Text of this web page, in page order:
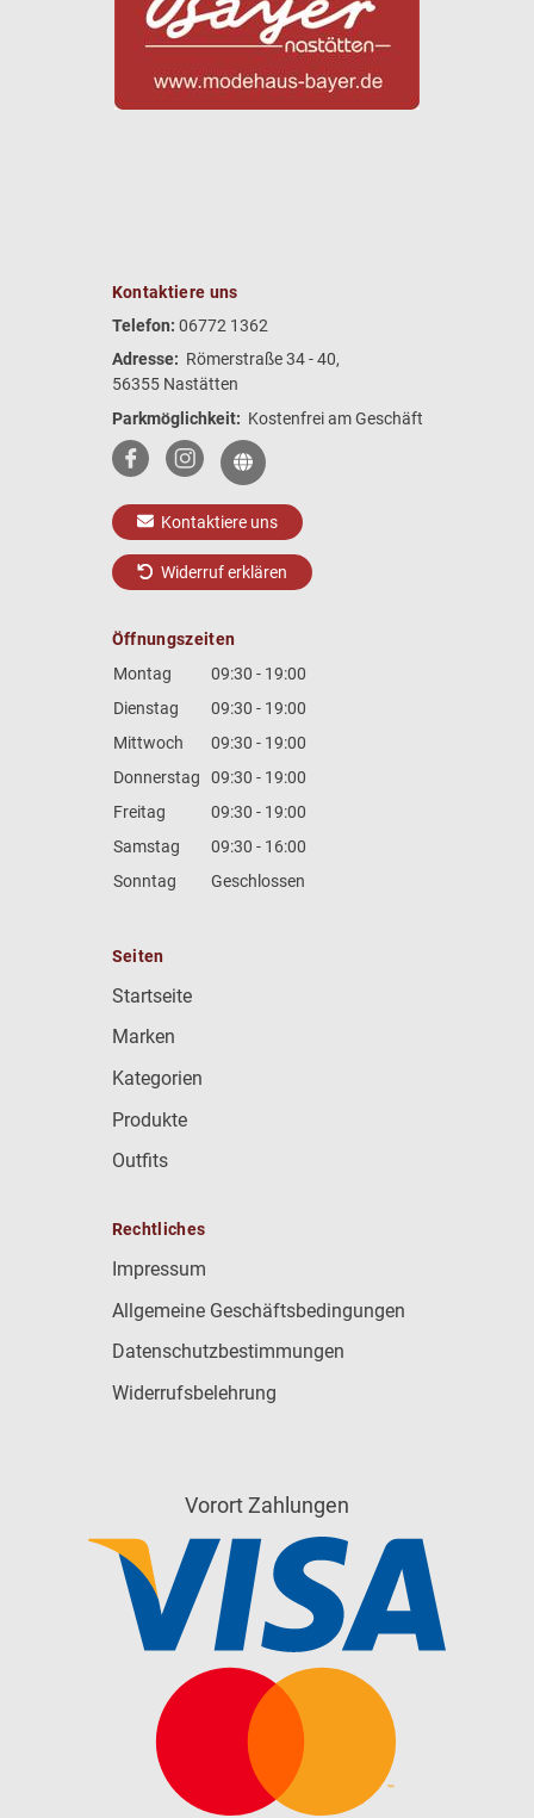
Kontaktiere uns
Telefon: 06772 1362
Adresse: Römerstraße 34 - 40,
56355 Nastätten
Parkmöglichkeit: Kostenfrei am Geschäft
Kontaktiere uns
Widerruf erklären
Öffnungszeiten
Montag
09:30 - 19:00
Dienstag
09:30 - 19:00
Mittwoch
09:30 - 19:00
Donnerstag
09:30 - 19:00
Freitag
09:30 - 19:00
Samstag
09:30 - 16:00
Sonntag
Geschlossen
Seiten
Startseite
Marken
Kategorien
Produkte
Outfits
Rechtliches
Impressum
Allgemeine Geschäftsbedingungen
Datenschutzbestimmungen
Widerrufsbelehrung
Vorort Zahlungen